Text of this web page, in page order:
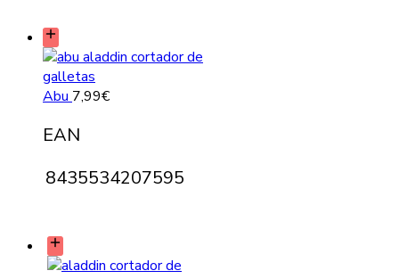
Abu 7,99€
EAN
8435534207595